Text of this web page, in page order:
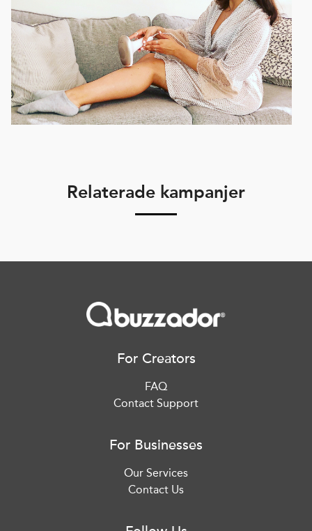
Relaterade kampanjer
For Creators
FAQ
Contact Support
For Businesses
Our Services
Contact Us